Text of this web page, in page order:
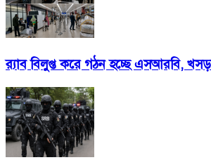
র‍্যাব বিলুপ্ত করে গঠন হচ্ছে এসআরবি,